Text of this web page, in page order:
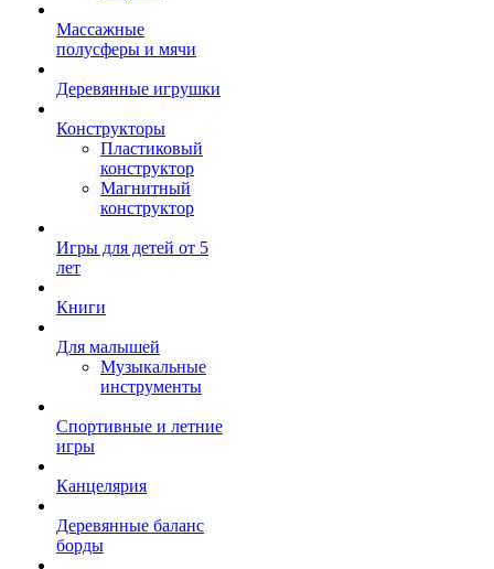
Массажные
полусферы и мячи
Деревянные игрушки
Конструкторы
Пластиковый
конструктор
Магнитный
конструктор
Игры для детей от 5
лет
Книги
Для малышей
Музыкальные
инструменты
Спортивные и летние
игры
Канцелярия
Деревянные баланс
борды